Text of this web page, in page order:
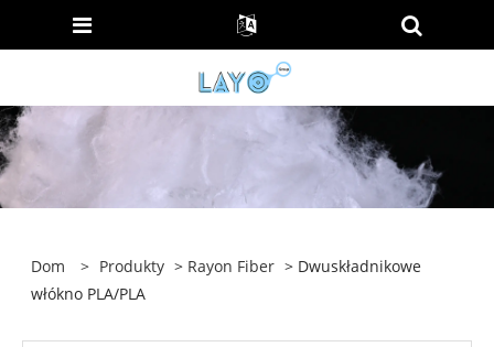
Dom > Produkty > Rayon Fiber > Dwuskładnikowe
włókno PLA/PLA